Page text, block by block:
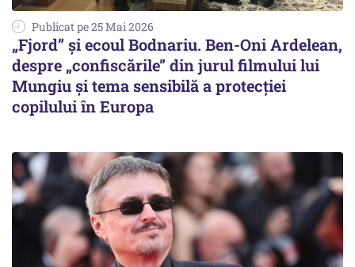
Publicat pe 25 Mai 2026
„Fjord” și ecoul Bodnariu. Ben-Oni Ardelean,
despre „confiscările” din jurul filmului lui
Mungiu și tema sensibilă a protecției
copilului în Europa